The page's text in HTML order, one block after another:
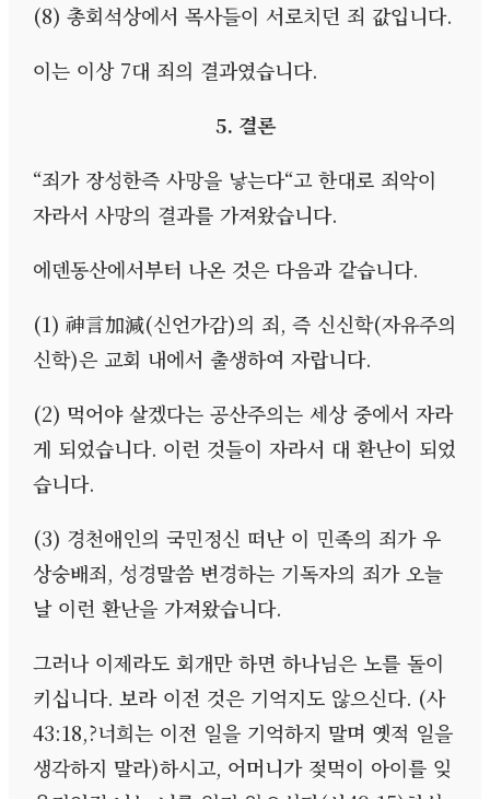
(8) 총회석상에서 목사들이 서로치던 죄 값입니다.
이는 이상 7대 죄의 결과였습니다.
5. 결론
“죄가 장성한즉 사망을 낳는다“고 한대로 죄악이
자라서 사망의 결과를 가져왔습니다.
에덴동산에서부터 나온 것은 다음과 같습니다.
(1) 神言加減(신언가감)의 죄, 즉 신신학(자유주의
신학)은 교회 내에서 출생하여 자랍니다.
(2) 먹어야 살겠다는 공산주의는 세상 중에서 자라
게 되었습니다. 이런 것들이 자라서 대 환난이 되었
습니다.
(3) 경천애인의 국민정신 떠난 이 민족의 죄가 우
상숭배죄, 성경말씀 변경하는 기독자의 죄가 오늘
날 이런 환난을 가져왔습니다.
그러나 이제라도 회개만 하면 하나님은 노를 돌이
키십니다. 보라 이전 것은 기억지도 않으신다. (사
43:18,?너희는 이전 일을 기억하지 말며 옛적 일을
생각하지 말라)하시고, 어머니가 젖먹이 아이를 잊